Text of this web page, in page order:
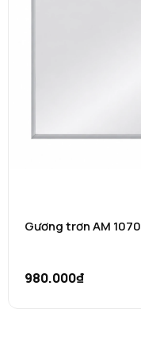
Gương trơn AM 1070
980.000₫